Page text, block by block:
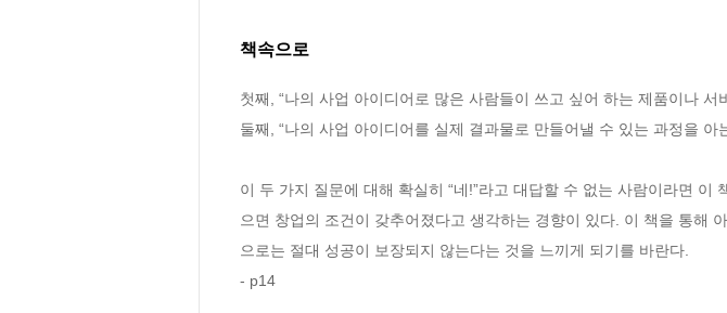
책속으로
첫째, “나의 사업 아이디어로 많은 사람들이 쓰고 싶어 하는 제품이나 서
둘째, “나의 사업 아이디어를 실제 결과물로 만들어낼 수 있는 과정을 아
이 두 가지 질문에 대해 확실히 “네!”라고 대답할 수 없는 사람이라면
으면 창업의 조건이 갖추어졌다고 생각하는 경향이 있다. 이 책을 통해
으로는 절대 성공이 보장되지 않는다는 것을 느끼게 되기를 바란다.
- p14